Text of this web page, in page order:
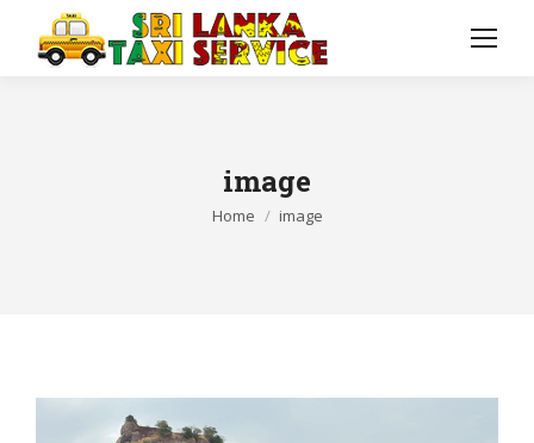
image
You are here:
Home image